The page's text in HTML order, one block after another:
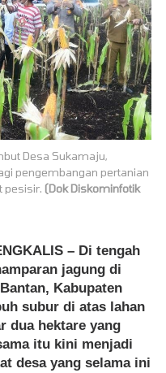
Desa Sukamaju,
pengembangan pertanian
pesisir. (Dok Diskominfotik
– Di tengah
jagung di
Kabupaten
subur di atas lahan
dua hektare yang
itu kini menjadi
desa yang selama ini